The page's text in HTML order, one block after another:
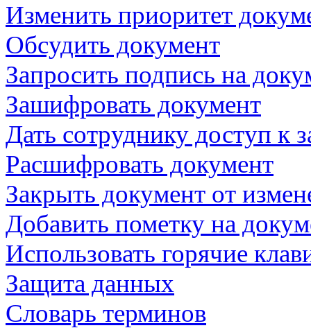
Изменить приоритет
Обсудить документ
Запросить подпись на
Зашифровать документ
Дать сотруднику доступ
Расшифровать документ
Закрыть документ от
Добавить пометку на
Использовать горячие
Защита данных
Словарь терминов